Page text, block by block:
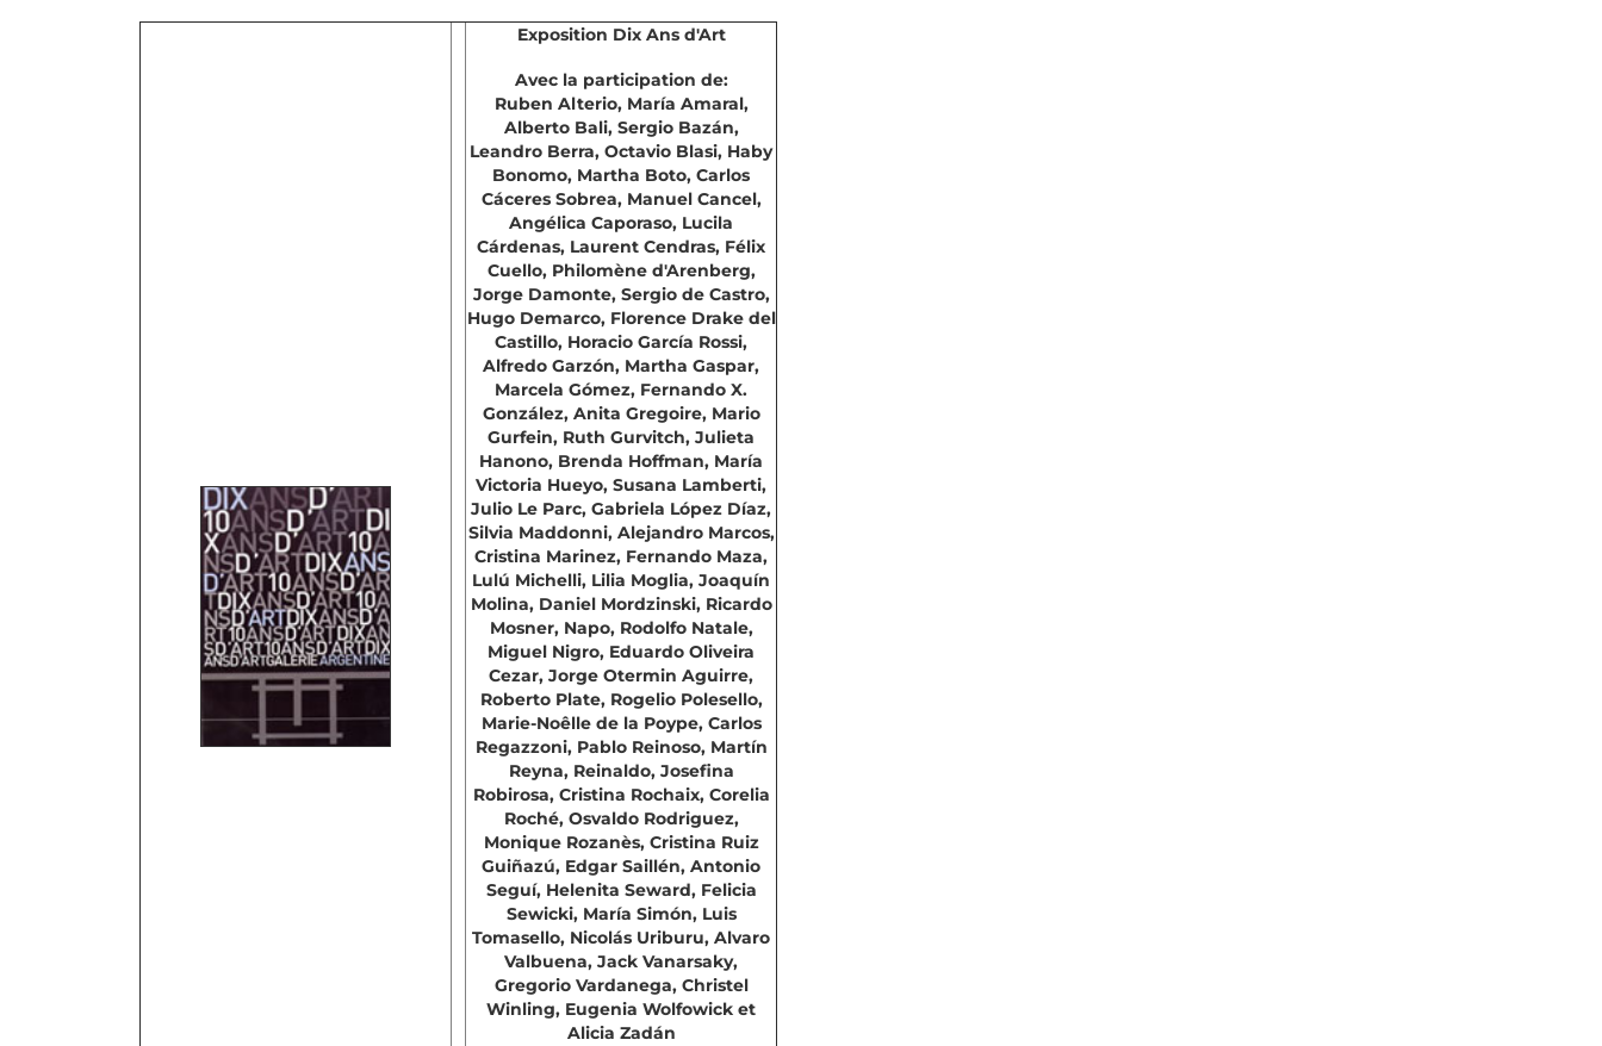
Exposition Dix Ans d'Art
Avec la participation de:
Ruben Alterio, María Amaral,
Alberto Bali, Sergio Bazán,
Leandro Berra, Octavio Blasi, Haby
Bonomo, Martha Boto, Carlos
Cáceres Sobrea, Manuel Cancel,
Angélica Caporaso, Lucila
Cárdenas, Laurent Cendras, Félix
Cuello, Philomène d'Arenberg,
Jorge Damonte, Sergio de Castro,
Hugo Demarco, Florence Drake del
Castillo, Horacio García Rossi,
Alfredo Garzón, Martha Gaspar,
Marcela Gómez, Fernando X.
González, Anita Gregoire, Mario
Gurfein, Ruth Gurvitch, Julieta
Hanono, Brenda Hoffman, María
Victoria Hueyo, Susana Lamberti,
Julio Le Parc, Gabriela López Díaz,
Silvia Maddonni, Alejandro Marcos,
Cristina Marinez, Fernando Maza,
Lulú Michelli, Lilia Moglia, Joaquín
Molina, Daniel Mordzinski, Ricardo
Mosner, Napo, Rodolfo Natale,
Miguel Nigro, Eduardo Oliveira
Cezar, Jorge Otermin Aguirre,
Roberto Plate, Rogelio Polesello,
Marie-Noêlle de la Poype, Carlos
Regazzoni, Pablo Reinoso, Martín
Reyna, Reinaldo, Josefina
Robirosa, Cristina Rochaix, Corelia
Roché, Osvaldo Rodriguez,
Monique Rozanès, Cristina Ruiz
Guiñazú, Edgar Saillén, Antonio
Seguí, Helenita Seward, Felicia
Sewicki, María Simón, Luis
Tomasello, Nicolás Uriburu, Alvaro
Valbuena, Jack Vanarsaky,
Gregorio Vardanega, Christel
Winling, Eugenia Wolfowick et
Alicia Zadán